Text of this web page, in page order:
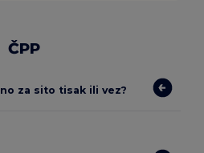
ČPP
za sito tisak ili vez?